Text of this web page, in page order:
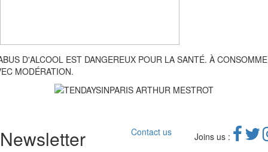
D'ALCOOL EST DANGEREUX POUR LA SANTÉ. À
MODÉRATION.
Newsletter Contact us Joins us :